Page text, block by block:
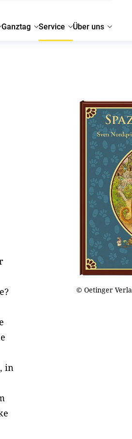
Ganztag Service Über uns
in
© Oetinger